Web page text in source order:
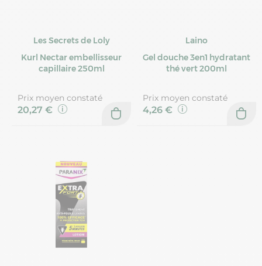
Les Secrets de Loly
Kurl Nectar embellisseur
capillaire 250ml
Prix moyen constaté
20,27 €
Laino
Gel douche 3en1 hydratant
thé vert 200ml
Prix moyen constaté
4,26 €